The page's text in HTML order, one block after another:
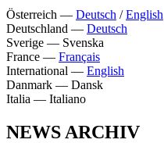
Österreich — Deutsch /English
Deutschland — Deutsch
Sverige — Svenska
France — Français
International — English
Danmark — Dansk
Italia — Italiano
NEWS ARCHIV